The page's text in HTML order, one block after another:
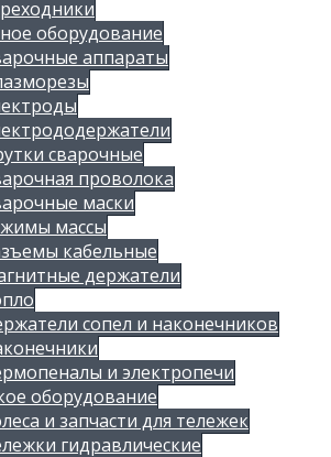
оборудование
аппараты
сварочные
проволока
маски
массы
кабельные
держатели
сопел и наконечников
и электропечи
оборудование
и запчасти для тележек
гидравлические